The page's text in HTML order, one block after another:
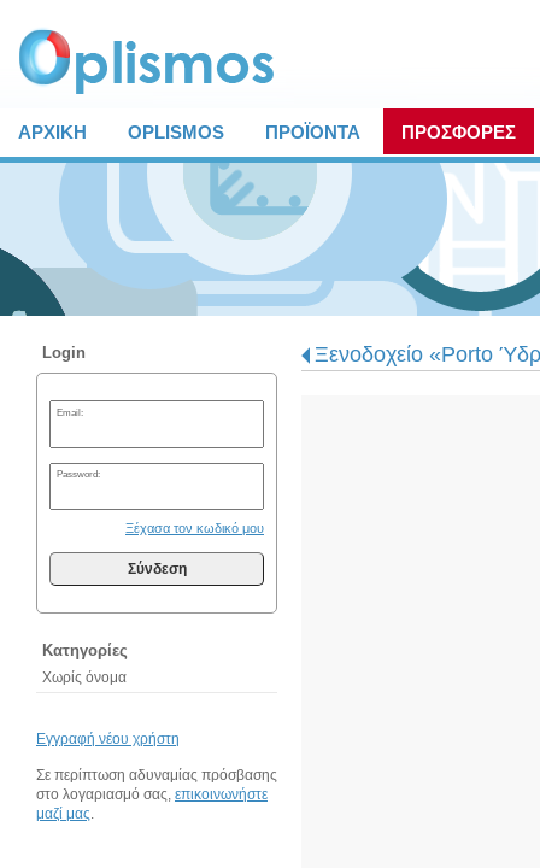
ΑΡΧΙΚΗ OPLISMOS ΠΡΟΪΟΝΤΑ ΠΡΟΣΦΟΡΕΣ
Login
Email:
Password:
Ξέχασα τον κωδικό μου
Σύνδεση
Κατηγορίες
Χωρίς όνομα
Εγγραφή νέου χρήστη
Σε περίπτωση αδυναμίας πρόσβασης
στο λογαριασμό σας, επικοινωνήστε
μαζί μας.
Ξενοδοχείο «Porto